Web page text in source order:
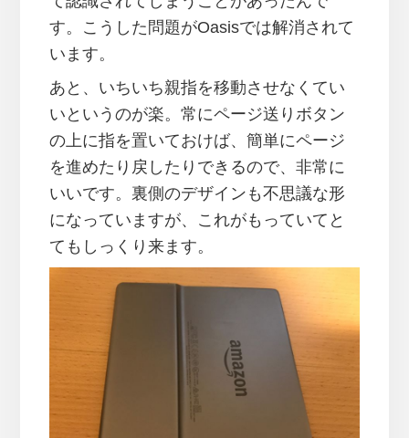
す。こうした問題がOasisでは解消されて
います。
あと、いちいち親指を移動させなくてい
いというのが楽。常にページ送りボタン
の上に指を置いておけば、簡単にページ
を進めたり戻したりできるので、非常に
いいです。裏側のデザインも不思議な形
になっていますが、これがもっていてと
てもしっくり来ます。